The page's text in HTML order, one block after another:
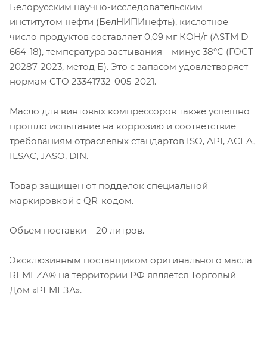
Белорусским научно-исследовательским
институтом нефти (БелНИПИнефть), кислотное
число продуктов составляет 0,09 мг КОН/г (ASTM D
664-18), температура застывания – минус 38°С (ГОСТ
20287-2023, метод Б). Это с запасом удовлетворяет
нормам СТО 23341732-005-2021.
Масло для винтовых компрессоров также успешно
прошло испытание на коррозию и соответствие
требованиям отраслевых стандартов ISO, API, ACEA,
ILSAC, JASO, DIN.
Товар защищен от подделок специальной
маркировкой с QR-кодом.
Объем поставки – 20 литров.
Эксклюзивным поставщиком оригинального масла
REMEZA® на территории РФ является Торговый
Дом «РЕМЕЗА».